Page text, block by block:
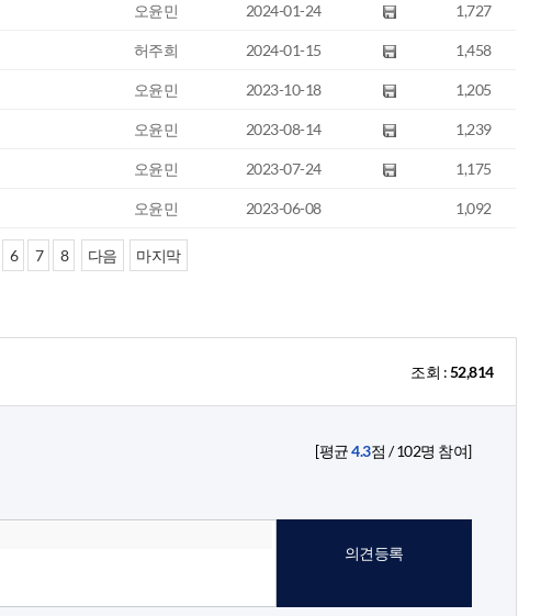
오윤민 2024-01-24 1,727
허주희 2024-01-15 1,458
오윤민 2023-10-18 1,205
오윤민 2023-08-14 1,239
오윤민 2023-07-24 1,175
오윤민 2023-06-08 1,092
6 7 8 다음 마지막
조회 :52,814
[평균4.3점 /102명 참여]
의견등록